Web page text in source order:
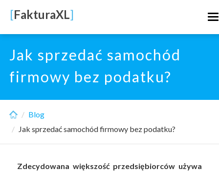
main
content
[FakturaXL]
Jak sprzedać samochód
firmowy bez podatku?
Blog
Jak sprzedać samochód firmowy bez podatku?
Zdecydowana większość przedsiębiorców używa